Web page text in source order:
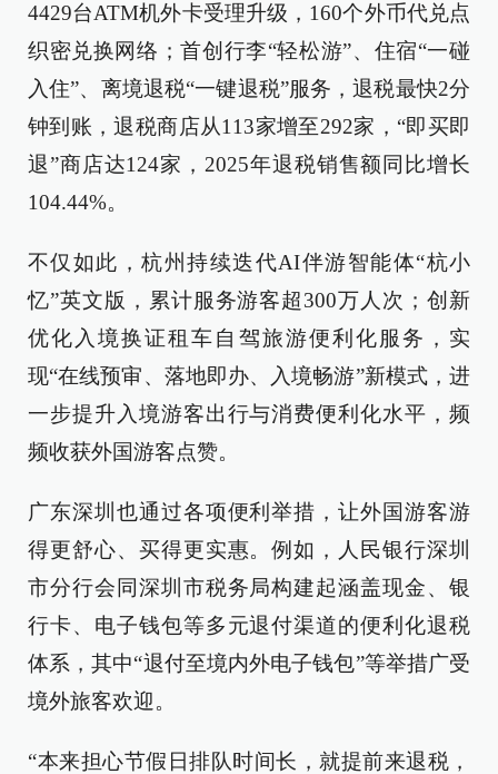
4429台ATM机外卡受理升级，160个外币代兑点
织密兑换网络；首创行李“轻松游”、住宿“一碰
入住”、离境退税“一键退税”服务，退税最快2分
钟到账，退税商店从113家增至292家，“即买即
退”商店达124家，2025年退税销售额同比增长
104.44%。
不仅如此，杭州持续迭代AI伴游智能体“杭小
忆”英文版，累计服务游客超300万人次；创新
优化入境换证租车自驾旅游便利化服务，实
现“在线预审、落地即办、入境畅游”新模式，进
一步提升入境游客出行与消费便利化水平，频
频收获外国游客点赞。
广东深圳也通过各项便利举措，让外国游客游
得更舒心、买得更实惠。例如，人民银行深圳
市分行会同深圳市税务局构建起涵盖现金、银
行卡、电子钱包等多元退付渠道的便利化退税
体系，其中“退付至境内外电子钱包”等举措广受
境外旅客欢迎。
“本来担心节假日排队时间长，就提前来退税，